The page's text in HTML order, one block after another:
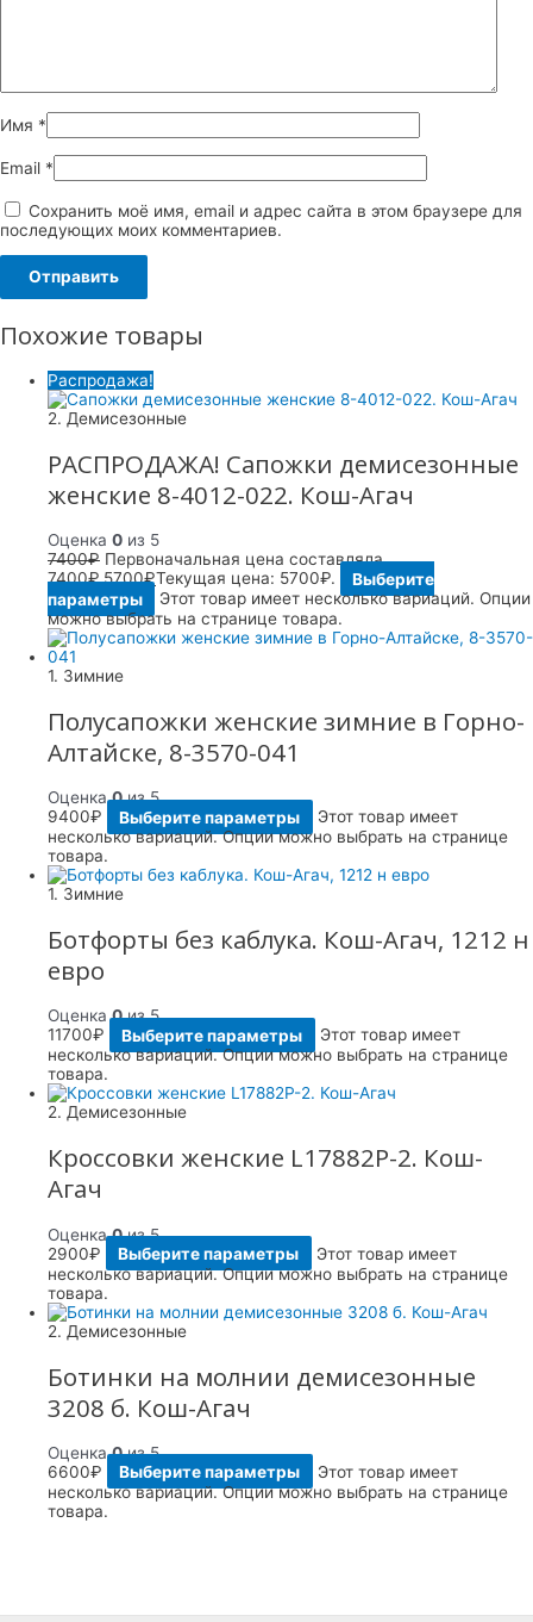
Имя *
Email *
Сохранить моё имя, email и адрес сайта в этом браузере для
последующих моих комментариев.
Похожие товары
Распродажа!
2. Демисезонные
РАСПРОДАЖА! Сапожки демисезонные
женские 8-4012-022. Кош-Агач
Оценка 0 из 5
7400₽ Первоначальная цена составляла
7400₽.5700₽Текущая цена: 5700₽.
Выберите
параметры
Этот товар имеет несколько вариаций. Опции
можно выбрать на странице товара.
1. Зимние
Полусапожки женские зимние в Горно-
Алтайске, 8-3570-041
Оценка0из 5
9400₽ Выберите параметры
Этот товар имеет
несколько вариаций. Опции можно выбрать на странице
товара.
1. Зимние
Ботфорты без каблука. Кош-Агач, 1212 н
евро
Оценка0из 5
11700₽ Выберите параметры
Этот товар имеет
несколько вариаций. Опции можно выбрать на странице
товара.
2. Демисезонные
Кроссовки женские L17882P-2. Кош-
Агач
Оценка0из 5
2900₽ Выберите параметры
Этот товар имеет
несколько вариаций. Опции можно выбрать на странице
товара.
2. Демисезонные
Ботинки на молнии демисезонные
3208 б. Кош-Агач
Оценка0из 5
6600₽ Выберите параметры
Этот товар имеет
несколько вариаций. Опции можно выбрать на странице
товара.